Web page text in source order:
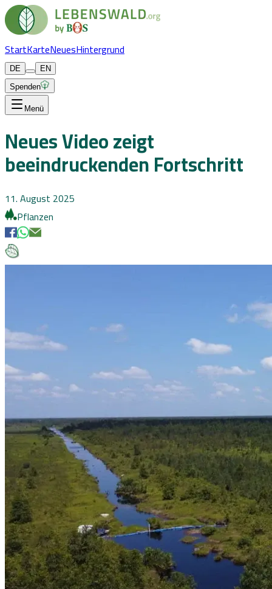
StartKarteNeuesHintergrund
DE
EN
Spenden
Menü
Neues Video zeigt
beeindruckenden Fortschritt
11. August 2025
Pflanzen